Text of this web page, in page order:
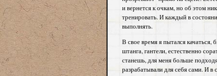
и вернется к очкам, но об этом
тренировать. И каждый в
выполнять.
В свое время я пытался
штанга, гантели, естественно
станешь, для меня больше
разрабатывали для себя сами. И